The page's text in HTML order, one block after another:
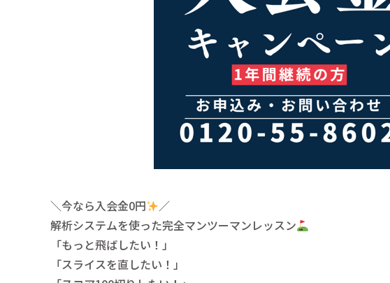
＼今なら入会金0円
／
解析システムを使った完全マンツーマンレッスン
「もっと飛ばしたい！」
「スライスを直したい！」